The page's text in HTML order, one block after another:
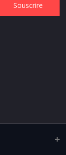
Souscrire